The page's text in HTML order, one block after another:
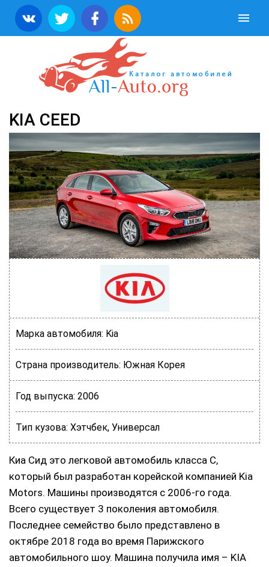
KIA CEED
Марка автомобиля: Kia
Страна производитель: Южная Корея
Год выпуска: 2006
Тип кузова: Хэтчбек, Универсал
Киа Сид это легковой автомобиль класса С,
который был разработан корейской компанией Kia
Motors. Машины производятся с 2006-го года.
Всего существует 3 поколения автомобиля.
Последнее семейство было представлено в
октябре 2018 года во время Парижского
автомобильного шоу. Машина получила имя – KIA